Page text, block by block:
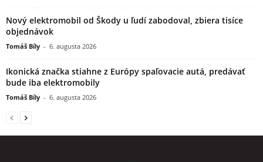
Nový elektromobil od Škody u ľudí zabodoval, zbiera tisíce
objednávok
Tomáš Bíly - 6. augusta 2026
Ikonická značka stiahne z Európy spaľovacie autá, predávať
bude iba elektromobily
Tomáš Bíly - 6. augusta 2026